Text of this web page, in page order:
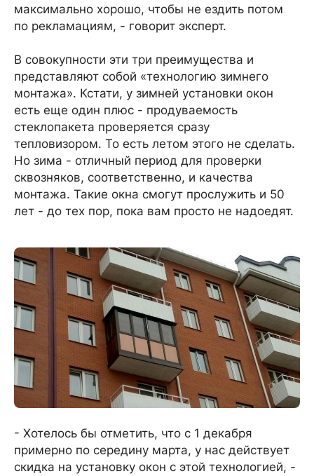
максимально хорошо, чтобы не ездить потом
по рекламациям, - говорит эксперт.
В совокупности эти три преимущества и
представляют собой «технологию зимнего
монтажа». Кстати, у зимней установки окон
есть еще один плюс - продуваемость
стеклопакета проверяется сразу
тепловизором. То есть летом этого не сделать.
Но зима - отличный период для проверки
сквозняков, соответственно, и качества
монтажа. Такие окна смогут прослужить и 50
лет - до тех пор, пока вам просто не надоедят.
- Хотелось бы отметить, что с 1 декабря
примерно по середину марта, у нас действует
скидка на установку окон с этой технологией, -